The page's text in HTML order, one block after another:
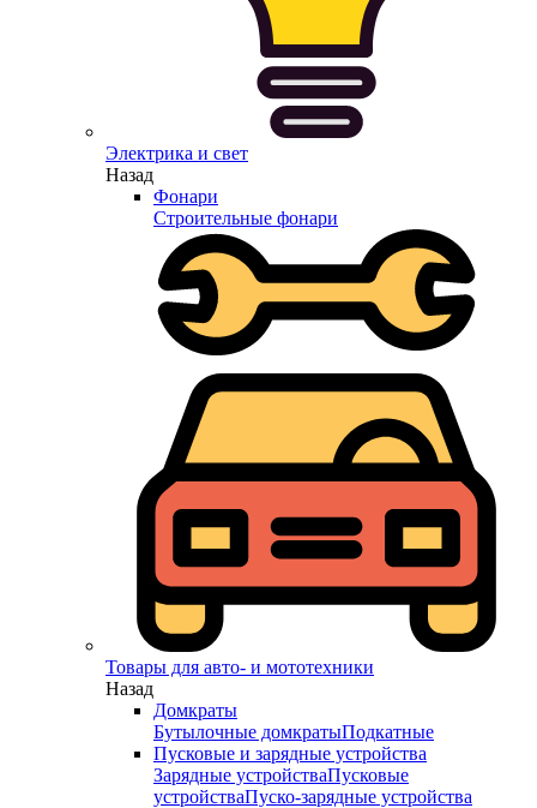
Электрика и свет
Назад
Фонари
Строительные фонари
Товары для авто- и мототехники
Назад
Домкраты
Бутылочные домкратыПодкатные
Пусковые и зарядные устройства
Зарядные устройстваПусковые
устройстваПуско-зарядные устройства